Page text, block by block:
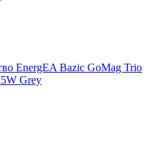
EnergEA Bazic GoMag Trio
Grey